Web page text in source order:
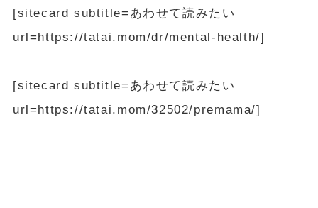
[sitecard subtitle=あわせて読みたい
url=https://tatai.mom/dr/mental-health/]
[sitecard subtitle=あわせて読みたい
url=https://tatai.mom/32502/premama/]